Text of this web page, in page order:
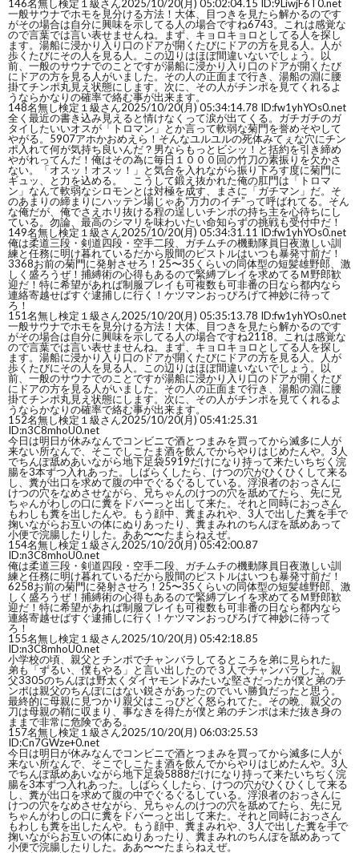
146名無し検定１級さん2025/10/20(月) 05:02:04.15 ID:9LiwjF6T0.net
一般サウナでホモを見分ける方法！大体、目つきを見たら解かるのです
がその場合は自分に興味を示してる人の場合ですね6743。これは感覚な
ので言葉では言い表せませんね。まず、キョロキョロとしてる人を探し
ます。湯船に浸かり入り口のドアが開くたびにドアの方を見る人。人が
歩くたびにその人を見る人。この辺りはほぼ間違いないでしょう。以
前、一般のサウナでのことですが湯船に浸かり入り口のドアが開くたび
にドアの方を見る人がいました。その人の正面まで行き、湯船の淵に腰
掛てチンポ丸見え状態にします。次に、その人がチンポを見てくれるよ
うならかなりの確率で絡む事が出来ます。
148名無し検定１級さん2025/10/20(月) 05:34:14.78 ID:fw1yhYOs0.net
全く最近の書き込み見えると情けなくって涙が出てくる。ガチガチのガ
タイしたいいオスが「トロマン」とか言って軟弱な菊門を誉めそやして
やがる。5907アホかおめえら！そんなユルユルの死体みてぇな穴にチン
ポ入れて何が気持ち良いんだ？男ならもっとビシッ！と括約を引き締め
やがれってんだ！俺はその為に毎日１０００回の竹刀の素振りを欠かさ
ない。「オスッ！オスッ！」と気合を入れながら振り下ろす度に菊門に
ギュッ、と力を込める。 こうして鍛え抜かれた俺の肛門は「トロマ
ン」なんて軟弱なシロモンとは対極を成す、まさに「ガチマン」だ。そ
のあまりの締まりにハッテン場じゃあ“万力のイチ”って呼ばれてる。そん
な俺だが、俺でさえホリ抜ける程の逞しいチンポの持ち主を心待ちにし
ている。勿論、最高のシマリを味わいたい命知らずの挑戦も受付中だ！
149名無し検定１級さん2025/10/20(月) 05:34:31.11 ID:fw1yhYOs0.net
俺は柔道三段・剣道四段・空手二段、ガチムチの機動隊員日夜激しい訓
練と任務に明け暮れているだから股間のピストルはいつも暴発寸前だ！
3368お前の菊門に発射させろ！25〜35くらいの同体型の短髪雄野郎、激
しく盛ろうぜ！捕縛術の心得もあるので緊縛プレイを求めてるＭ野郎歓
迎だ！特に希望があれば制服プレイも可複数も可非番の日なら都内なら
連絡寄越せばすぐ逮捕しに行く！ケツマンおっぴろげて神妙に待って
ろ！
151名無し検定１級さん2025/10/20(月) 05:35:13.78 ID:fw1yhYOs0.net
一般サウナでホモを見分ける方法！大体、目つきを見たら解かるのです
がその場合は自分に興味を示してる人の場合ですね2118。これは感覚な
ので言葉では言い表せませんね。まず、キョロキョロとしてる人を探し
ます。湯船に浸かり入り口のドアが開くたびにドアの方を見る人。人が
歩くたびにその人を見る人。この辺りはほぼ間違いないでしょう。以
前、一般のサウナでのことですが湯船に浸かり入り口のドアが開くたび
にドアの方を見る人がいました。その人の正面まで行き、湯船の淵に腰
掛てチンポ丸見え状態にします。次に、その人がチンポを見てくれるよ
うならかなりの確率で絡む事が出来ます。
152名無し検定１級さん2025/10/20(月) 05:41:25.31
ID:n3C8mhoU0.net
今日は明日が休みなんでコンビニで酒とつまみを買ってから滅多に人が
来ない所なんで、そこでしこたま酒を飲んでからやりはじめたんや。3人
でちんぽ舐めあいながら地下足袋5919だけになり持って来たいちぢく浣
腸を3本ずつ入れあった。しばらくしたら、けつの穴がひくひくして来る
し、糞が出口を求めて腹の中でぐるぐるしている。浮浪者のおっさんに
けつの穴をなめさせながら、兄ちゃんのけつの穴を舐めてたら、先に兄
ちゃんがわしの口に糞をドバーっと出して来た。それと同時におっさん
もわしも糞を出したんや。もう顔中、糞まみれや、3人で出した糞を手で
掬いながらお互いの体にぬりあったり、糞まみれのちんぽを舐めあって
小便で浣腸したりした。ああ〜〜たまらねえぜ。
154名無し検定１級さん2025/10/20(月) 05:42:00.87
ID:n3C8mhoU0.net
俺は柔道三段・剣道四段・空手二段、ガチムチの機動隊員日夜激しい訓
練と任務に明け暮れているだから股間のピストルはいつも暴発寸前だ！
6258お前の菊門に発射させろ！25〜35くらいの同体型の短髪雄野郎、激
しく盛ろうぜ！捕縛術の心得もあるので緊縛プレイを求めてるＭ野郎歓
迎だ！特に希望があれば制服プレイも可複数も可非番の日なら都内なら
連絡寄越せばすぐ逮捕しに行く！ケツマンおっぴろげて神妙に待って
ろ！
155名無し検定１級さん2025/10/20(月) 05:42:18.85
ID:n3C8mhoU0.net
小学校の頃、親父とチンポでチャンバラしてるところを弟に見られた。
弟も「ずるい、僕もやる」と言い出したので３人でチャンバラした。親
父3305のちんぽは野太くダイヤモンドみたいな堅さだったが僕と弟のチ
ンポは親父のちんぽにはない鋭さがあったのでいい勝負だったと思う。
最終的に母親に見つかり親父はこっぴどく怒られてた。その晩、親父の
刀は母親の鞘に収まり、事なきを得たが僕と弟のチンポは未だ抜き身の
ままで非常に危険である。
157名無し検定１級さん2025/10/20(月) 06:03:25.53
ID:Cn7GWze+0.net
今日は明日が休みなんでコンビニで酒とつまみを買ってから滅多に人が
来ない所なんで、そこでしこたま酒を飲んでからやりはじめたんや。3人
でちんぽ舐めあいながら地下足袋5888だけになり持って来たいちぢく浣
腸を3本ずつ入れあった。しばらくしたら、けつの穴がひくひくして来る
し、糞が出口を求めて腹の中でぐるぐるしている。浮浪者のおっさんに
けつの穴をなめさせながら、兄ちゃんのけつの穴を舐めてたら、先に兄
ちゃんがわしの口に糞をドバーっと出して来た。それと同時におっさん
もわしも糞を出したんや。もう顔中、糞まみれや、3人で出した糞を手で
掬いながらお互いの体にぬりあったり、糞まみれのちんぽを舐めあって
小便で浣腸したりした。ああ〜〜たまらねえぜ。